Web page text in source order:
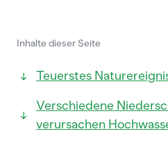
Inhalte dieser Seite
Teuerstes
Verschiedene
verursachen